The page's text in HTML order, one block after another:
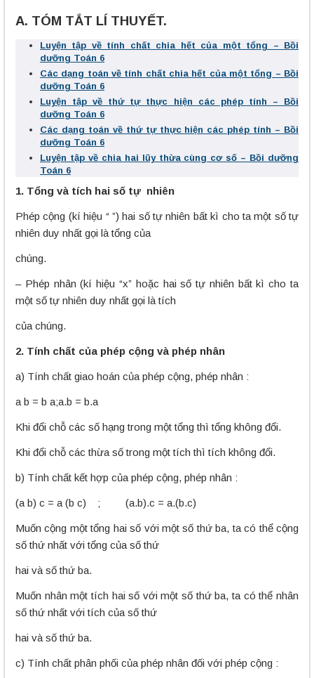
A. TÓM TẮT LÍ THUYẾT.
Luyện tập về tính chất chia hết của một tổng – Bồi
dưỡng Toán 6
Các dạng toán về tính chất chia hết của một tổng – Bồi
dưỡng Toán 6
Luyện tập về thứ tự thực hiện các phép tính – Bồi
dưỡng Toán 6
Các dạng toán về thứ tự thực hiện các phép tính – Bồi
dưỡng Toán 6
Luyện tập về chia hai lũy thừa cùng cơ số – Bồi dưỡng
Toán 6
1. Tổng và tích hai số tự nhiên
Phép cộng (kí hiệu “ ”) hai số tự nhiên bất kì cho ta một số tự
nhiên duy nhất gọi là tổng của
chúng.
– Phép nhân (kí hiệu “x” hoặc hai số tự nhiên bất kì cho ta
một số tự nhiên duy nhất gọi là tích
của chúng.
2. Tính chất của phép cộng và phép nhân
a) Tính chất giao hoán của phép cộng, phép nhân :
a b = b a;a.b = b.a
Khi đổi chỗ các số hạng trong một tổng thì tổng không đổi.
Khi đổi chỗ các thừa số trong một tích thì tích không đổi.
b) Tính chất kết hợp của phép cộng, phép nhân :
(a b) c = a (b c) ; (a.b).c = a.(b.c)
Muốn cộng một tổng hai số với một số thứ ba, ta có thể cộng
số thứ nhất với tổng của số thứ
hai và số thứ ba.
Muốn nhân một tích hai số với một số thứ ba, ta có thể nhân
số thứ nhất với tích của số thứ
hai và số thứ ba.
c) Tính chất phân phối của phép nhân đối với phép cộng :